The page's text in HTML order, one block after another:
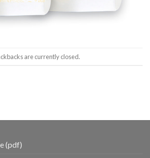
are currently closed.
(pdf)